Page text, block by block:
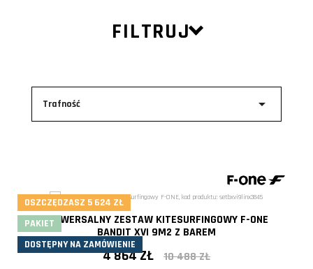
FILTRUJ
Trafność 
UNIWERSALNY ZESTAW KITESURFINGOWY F-ONE
BANDIT XVI 9M2 Z BAREM
4 864 ZŁ 10 488 ZŁ
OSZCZĘDZASZ 5 624 ZŁ
PAKIET
DOSTĘPNY NA ZAMÓWIENIE